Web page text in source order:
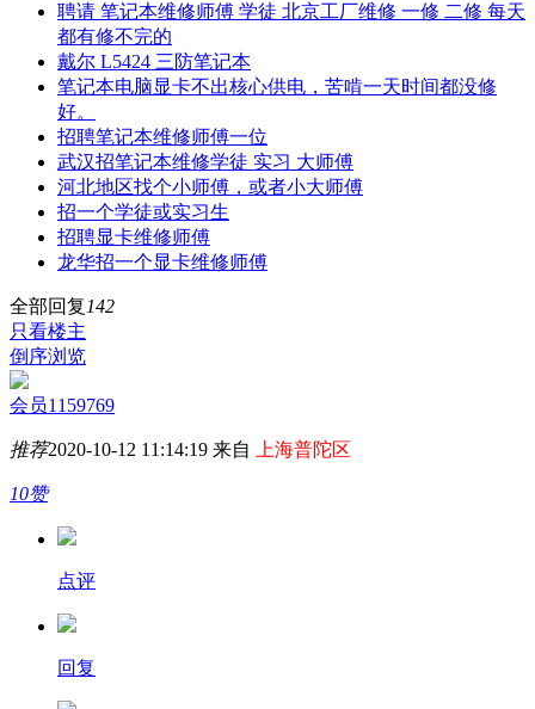
聘请 笔记本维修师傅 学徒 北京工厂维修 一修 二修 每天
都有修不完的
戴尔 L5424 三防笔记本
笔记本电脑显卡不出核心供电，苦啃一天时间都没修
好。
招聘笔记本维修师傅一位
武汉招笔记本维修学徒 实习 大师傅
河北地区找个小师傅，或者小大师傅
招一个学徒或实习生
招聘显卡维修师傅
龙华招一个显卡维修师傅
全部回复 142
只看楼主
倒序浏览
会员1159769
推荐2020-10-12 11:14:19 来自 上海普陀区
10赞
点评
回复